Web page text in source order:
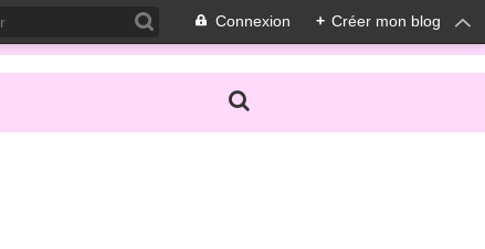
Connexion + Créer mon blog